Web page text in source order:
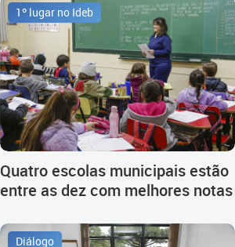
1º lugar no Ideb
Quatro escolas municipais estão
entre as dez com melhores notas
Diálogo